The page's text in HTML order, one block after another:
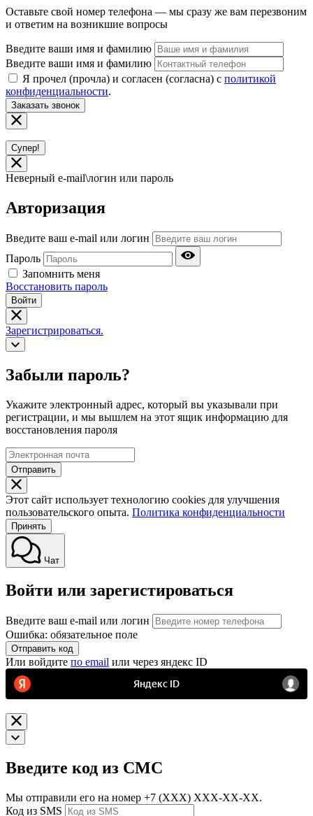
Оставьте свой номер телефона — мы сразу же вам перезвоним
и ответим на возникшие вопросы
Введите ваши имя и фамилию
Введите ваши имя и фамилию
Я прочел (прочла) и согласен (согласна) с политикой
конфиденциальности.
Заказать звонок
Супер!
Неверный e-mail\логин или пароль
Авторизация
Введите ваш e-mail или логин
Пароль
Запомнить меня
Восстановить пароль
Войти
Зарегистрироваться.
Забыли пароль?
Укажите электронный адрес, который вы указывали при
регистрации, и мы вышлем на этот ящик информацию для
восстановления пароля
Отправить
Этот сайт использует технологию cookies для улучшения
пользовательского опыта. Политика конфиденциальности
Принять
Чат
Войти или зарегистироваться
Введите ваш e-mail или логин
Ошибка: обязательное поле
Отправить код
Или войдите по email или через яндекс ID
Введите код из СМС
Мы отправили его на номер +7 (ХХХ) ХХХ-ХХ-ХХ.
Код из SMS